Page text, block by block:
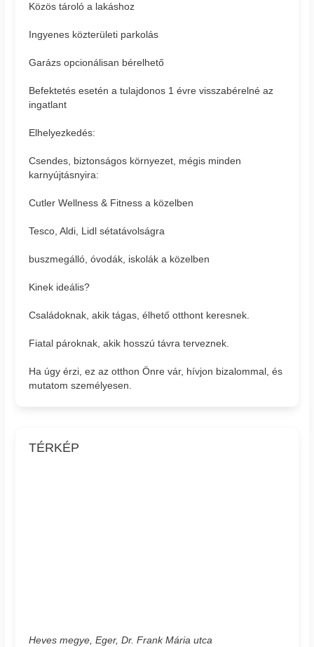
Közös tároló a lakáshoz
Ingyenes közterületi parkolás
Garázs opcionálisan bérelhető
Befektetés esetén a tulajdonos 1 évre visszabérelné az
ingatlant
Elhelyezkedés:
Csendes, biztonságos környezet, mégis minden
karnyújtásnyira:
Cutler Wellness & Fitness a közelben
Tesco, Aldi, Lidl sétatávolságra
buszmegálló, óvodák, iskolák a közelben
Kinek ideális?
Családoknak, akik tágas, élhető otthont keresnek.
Fiatal pároknak, akik hosszú távra terveznek.
Ha úgy érzi, ez az otthon Önre vár, hívjon bizalommal, és
mutatom személyesen.
TÉRKÉP
Heves megye, Eger, Dr. Frank Mária utca